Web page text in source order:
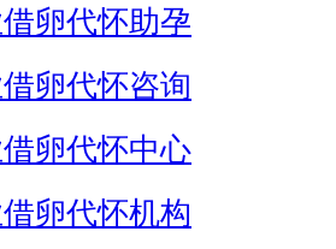
卵代怀助孕
卵代怀咨询
卵代怀中心
卵代怀机构